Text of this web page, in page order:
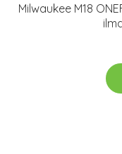
Milwaukee M18